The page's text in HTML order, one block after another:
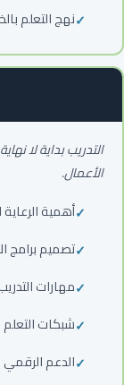
نهج التعلم
التدريب بداية لا
الأعمال.
أهمية
تصميم برامج
مهارات
شبكات التعلم
الدعم الرقمي